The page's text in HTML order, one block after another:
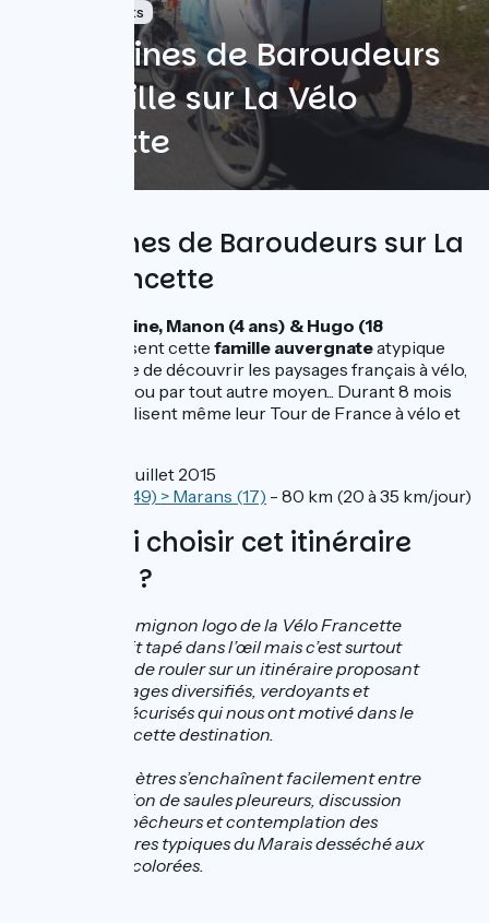
Avec les enfants
Les Graines de Baroudeurs
en famille sur La Vélo
Francette
Les Graines de Baroudeurs sur La
Vélo Francette
Cédric, Caroline, Manon (4 ans) & Hugo (18
composent cette famille auvergnateatypique
qui n'a de cesse de découvrir les paysages français à vélo,
à pied, en luge, ou par tout autre moyen... Durant 8 mois
en 2016, ils réalisent même leur Tour de France à vélo et
3 jours - juillet 2015
Coulon (49) > Marans (17) - 80 km (20 à 35 km/jour)
Pourquoi choisir cet itinéraire
cyclable ?
Certes le mignon logo de la Vélo Francette
nous avait tapé dans l’œil mais c’est surtout
l’optique de rouler sur un itinéraire proposant
des paysages diversifiés, verdoyants et
surtout sécurisés qui nous ont motivé dans le
choix de cette destination.
Les kilomètres s’enchaînent facilement entre
observation de saules pleureurs, discussion
avec les pêcheurs et contemplation des
villégiatures typiques du Marais desséché aux
fenêtres colorées.